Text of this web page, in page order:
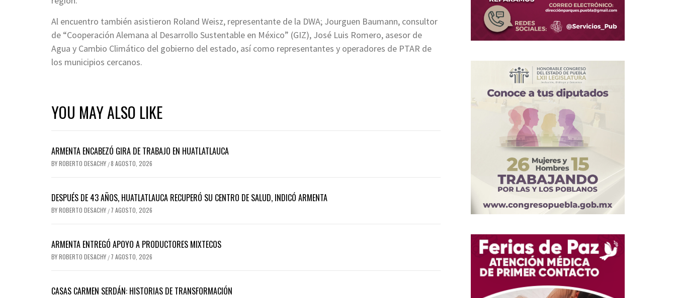
Al encuentro también asistieron Roland Weisz, representante de la DWA; Jourguen Baumann, consultor
de “Cooperación Alemana al Desarrollo Sustentable en México” (GIZ), José Luis Romero, asesor de
Agua y Cambio Climático del gobierno del estado, así como representantes y operadores de PTAR de
los municipios cercanos.
YOU MAY ALSO LIKE
ARMENTA ENCABEZÓ GIRA DE TRABAJO EN HUATLATLAUCA
BYROBERTO DESACHY /8 AGOSTO, 2026
DESPUÉS DE 43 AÑOS, HUATLATLAUCA RECUPERÓ SU CENTRO DE SALUD, INDICÓ ARMENTA
BYROBERTO DESACHY / 7 AGOSTO, 2026
ARMENTA ENTREGÓ APOYO A PRODUCTORES MIXTECOS
BYROBERTO DESACHY / 7 AGOSTO, 2026
CASAS CARMEN SERDÁN: HISTORIAS DE TRANSFORMACIÓN